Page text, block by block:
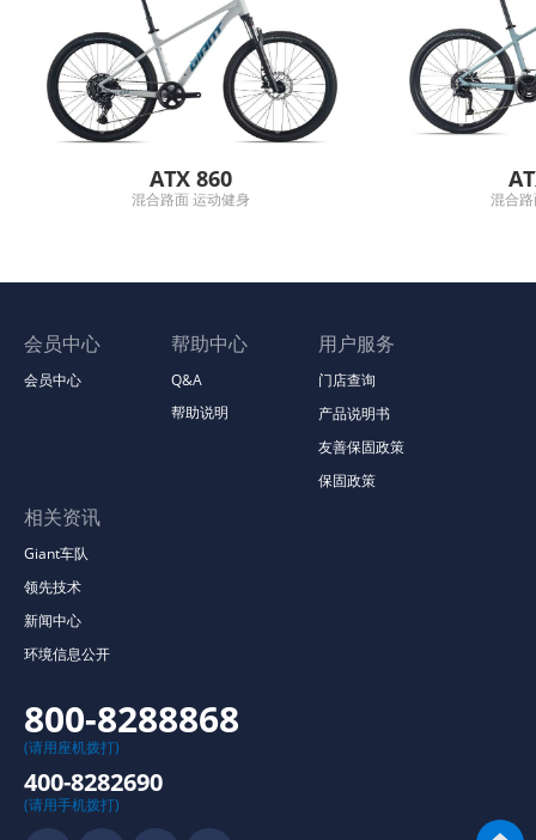
ATX 860
混合路面 运动健身 混合
会员中心
会员中心
帮助中心
Q&A
帮助说明
用户服务
门店查询
产品说明书
友善保固政策
保固政策
相关资讯
Giant车队
领先技术
新闻中心
环境信息公开
800-8288868
(请用座机拨打)
400-8282690
(请用手机拨打)